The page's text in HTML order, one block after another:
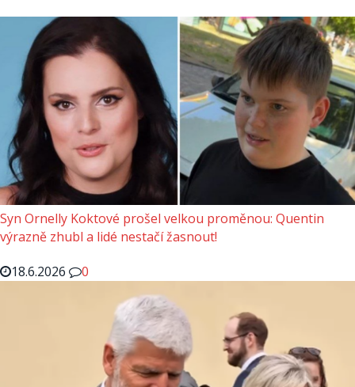
Syn Ornelly Koktové prošel velkou proměnou: Quentin
výrazně zhubl a lidé nestačí žasnout!
18.6.2026
0